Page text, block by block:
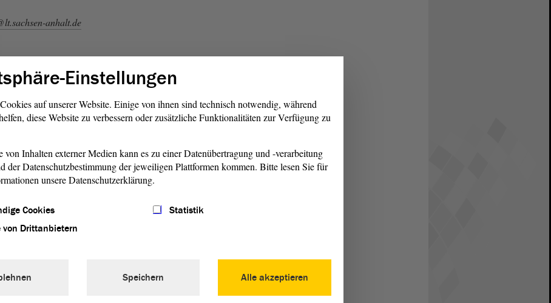
anhalt.de
anhalt.de
nutzen Sie bitte folgende Anschrift oder Faxanschluss:
Einstellungen
auf unserer Website. Einige von ihnen sind technisch notwendig, während
diese Website zu verbessern oder zusätzliche Funktionalitäten zur Verfügung zu
von Inhalten externer Medien kann es zu einer Datenübertragung und -verarbeitung
der Datenschutzbestimmung der jeweiligen Plattformen kommen. Bitte lesen Sie für
unsere Datenschutzerklärung.
Cookies
Statistik
von Drittanbietern
Alle akzeptieren
Speichern